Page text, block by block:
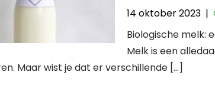
14 oktober 2023 |
Biologische melk:
Melk is een
Maar wist je dat er verschillende […]